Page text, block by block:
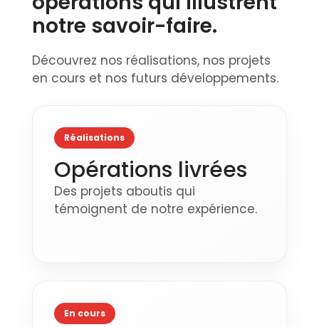
notre savoir-faire.
Découvrez nos réalisations, nos projets
en cours et nos futurs développements.
Réalisations
Opérations livrées
Des projets aboutis qui
témoignent de notre expérience.
En cours